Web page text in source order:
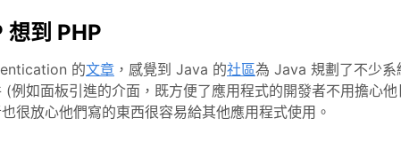
到 PHP
的文章 ，感覺到 Java 的社區為 Java 規劃了不少
例如面板引進的介面，既方便了應用程式的開發者不用擔心
很放心他們寫的東西很容易給其他應用程式使用。